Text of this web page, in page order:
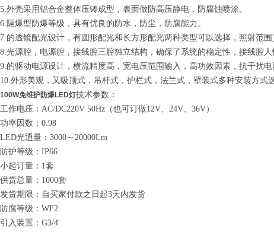
5.外壳采用铝合金整体压铸成型，表面做防高压静电，防腐蚀喷涂。
6.隔爆型防爆等级，具有优良的防水，防尘，防腐能力。
7.的透镜配光设计，有圆形配光和长方形配光两种类型可以选择，照射范围
8.光源腔，电源腔，接线腔三腔独立结构，确保了系统的稳定性，接线腔
9.的驱动电源设计，横流精度高，宽电压范围输入，高功效因素，抗干扰电
10.外形美观，又吸顶式，吊杆式，护栏式，法兰式，壁装式多种安装方式选
100W免维护防爆LED灯技术参数：
工作电压：AC/DC220V 50Hz（也可订做12V、24V、36V）
功率因数：0.98
LED光通量：3000～20000Lm
防护等级：IP66
小起订量：1套
供货总量：1000套
发货期限：自买家付款之日起3天内发货
防腐等级：WF2
引入装置：G3/4'